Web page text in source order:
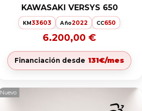
KAWASAKI VERSYS 650
KM33603 Año2022 CC650
6.200,00 €
Financiación desde 131€/mes
Nuevo